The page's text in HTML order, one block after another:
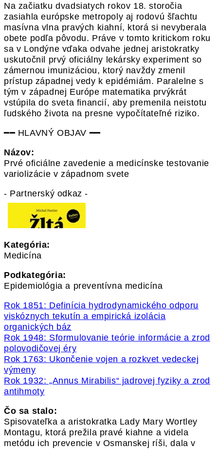
Na začiatku dvadsiatych rokov 18. storočia
zasiahla európske metropoly aj rodovú šľachtu
masívna vlna pravých kiahní, ktorá si nevyberala
obete podľa pôvodu. Práve v tomto kritickom roku
sa v Londýne vďaka odvahe jednej aristokratky
uskutočnil prvý oficiálny lekársky experiment so
zámernou imunizáciou, ktorý navždy zmenil
prístup západnej vedy k epidémiám. Paralelne s
tým v západnej Európe matematika prvýkrát
vstúpila do sveta financií, aby premenila neistotu
ľudského života na presne vypočítateľné riziko.
━━ HLAVNÝ OBJAV ━━
Názov:
Prvé oficiálne zavedenie a medicínske testovanie
variolizácie v západnom svete
- Partnerský odkaz -
Kategória:
Medicína
Podkategória:
Epidemiológia a preventívna medicína
Rok 1851: Definícia hydrodynamického odporu
viskóznych tekutín a empirická izolácia
organických báz
Rok 1948: Sformulovanie teórie informácie a zrod
polovodičovej éry
Rok 1763: Ukončenie vojen a rozkvet vedeckej
výmeny
Rok 1932: „Annus Mirabilis“ jadrovej fyziky a zrod
antihmoty
Čo sa stalo:
Spisovateľka a aristokratka Lady Mary Wortley
Montagu, ktorá prežila pravé kiahne a videla
metódu ich prevencie v Osmanskej ríši, dala v